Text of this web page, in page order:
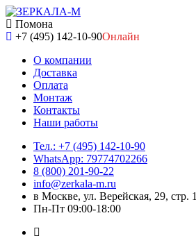
Помона
+7 (495) 142-10-90Онлайн
О компании
Доставка
Оплата
Монтаж
Контакты
Наши работы
Тел.: +7 (495) 142-10-90
WhatsApp: 79774702266
8 (800) 201-90-22
info@zerkala-m.ru
в Москве, ул. Верейская, 29, стр.
Пн-Пт 09:00-18:00